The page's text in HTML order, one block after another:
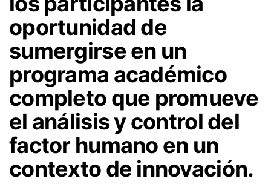
oportunidad de
sumergirse en un
programa académico
completo que promueve
el análisis y control del
factor humano en un
contexto de innovación.